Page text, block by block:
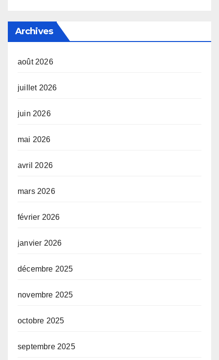
Archives
août 2026
juillet 2026
juin 2026
mai 2026
avril 2026
mars 2026
février 2026
janvier 2026
décembre 2025
novembre 2025
octobre 2025
septembre 2025